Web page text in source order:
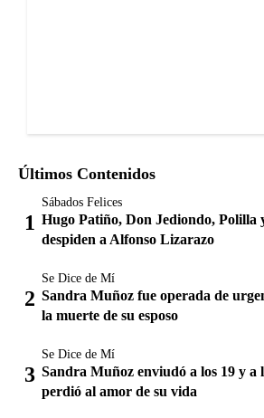
Últimos Contenidos
Sábados Felices
Hugo Patiño, Don Jediondo, Polilla
despiden a Alfonso Lizarazo
Se Dice de Mí
Sandra Muñoz fue operada de
la muerte de su esposo
Se Dice de Mí
Sandra Muñoz enviudó a los 19 y a
perdió al amor de su vida